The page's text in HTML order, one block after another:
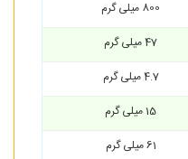
800 میلی گرم
47 میلی گرم
4.7 میلی گرم
15 میلی گرم
61 میلی گرم